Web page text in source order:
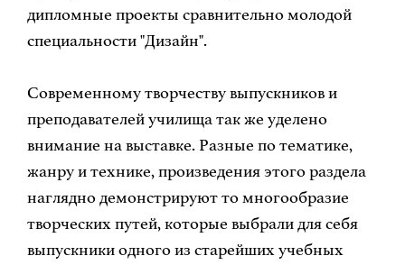
дипломные проекты сравнительно молодой
специальности "Дизайн".
Современному творчеству выпускников и
преподавателей училища так же уделено
внимание на выставке. Разные по тематике,
жанру и технике, произведения этого раздела
наглядно демонстрируют то многообразие
творческих путей, которые выбрали для себя
выпускники одного из старейших учебных